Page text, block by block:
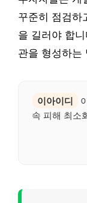
꾸준히 점검하
을 길러야 합
관을 형성하는
이아이디
속 피해 최소